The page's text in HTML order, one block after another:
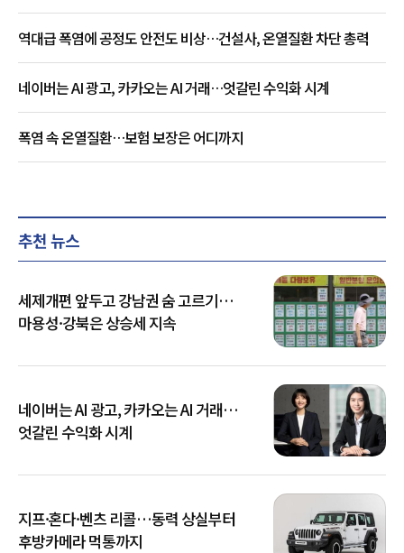
역대급 폭염에 공정도 안전도 비상…건설사, 온열질환 차단 총력
네이버는 AI 광고, 카카오는 AI 거래…엇갈린 수익화 시계
폭염 속 온열질환…보험 보장은 어디까지
추천 뉴스
세제개편 앞두고 강남권 숨 고르기…
마용성·강북은 상승세 지속
네이버는 AI 광고, 카카오는 AI 거래…
엇갈린 수익화 시계
지프·혼다·벤츠 리콜…동력 상실부터
후방카메라 먹통까지